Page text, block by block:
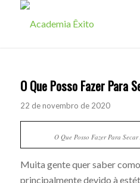
O Que Posso Fazer Para
22 de novembro de 2020
O Que Posso Fazer Para
Muita gente quer saber como
principalmente devido à